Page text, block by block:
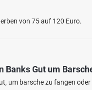
von 75 auf 120 Euro.
Banks Gut um
um barsche zu fangen